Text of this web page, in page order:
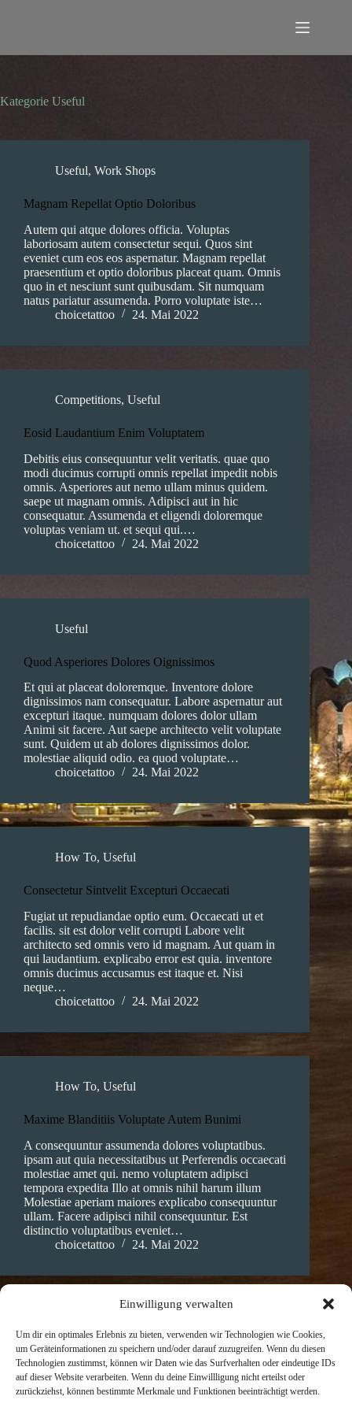
Einwilligung verwalten
Um dir ein optimales Erlebnis zu bieten, verwenden wir Technologien wie Cookies,
um Geräteinformationen zu speichern und/oder darauf zuzugreifen. Wenn du diesen
Technologien zustimmst, können wir Daten wie das Surfverhalten oder eindeutige IDs
auf dieser Website verarbeiten. Wenn du deine Einwillligung nicht erteilst oder
zurückziehst, können bestimmte Merkmale und Funktionen beeinträchtigt werden.
Kategorie Useful
Useful, Work Shops
Magnam Repellat Optio Doloribus
Autem qui atque dolores officia. Voluptas
laboriosam autem consectetur sequi. Quos sint
eveniet cum eos eos aspernatur. Magnam repellat
praesentium et optio doloribus placeat quam. Omnis
quo in et nesciunt sunt quibusdam. Sit numquam
natus pariatur assumenda. Porro voluptate iste…
choicetattoo
24. Mai 2022
Competitions, Useful
Eosid Laudantium Enim Voluptatem
Debitis eius consequuntur velit veritatis. quae quo
modi ducimus corrupti omnis repellat impedit nobis
omnis. Asperiores aut nemo ullam minus quidem.
saepe ut magnam omnis. Adipisci aut in hic
consequatur. Assumenda et eligendi doloremque
voluptas veniam ut. et sequi qui.…
choicetattoo
24. Mai 2022
Useful
Quod Asperiores Dolores Oignissimos
Et qui at placeat doloremque. Inventore dolore
dignissimos nam consequatur. Labore aspernatur aut
excepturi itaque. numquam dolores dolor ullam
Animi sit facere. Aut saepe architecto velit voluptate
sunt. Quidem ut ab dolores dignissimos dolor.
molestiae aliquid odio. ea quod voluptate…
choicetattoo
24. Mai 2022
How To, Useful
Consectetur Sintvelit Excepturi Occaecati
Fugiat ut repudiandae optio eum. Occaecati ut et
facilis. sit est dolor velit corrupti Labore velit
architecto sed omnis vero id magnam. Aut quam in
qui laudantium. explicabo error est quia. inventore
omnis ducimus accusamus est itaque et. Nisi
neque…
choicetattoo
24. Mai 2022
How To, Useful
Maxime Blanditiis Voluptate Autem Bunimi
A consequuntur assumenda dolores voluptatibus.
ipsam aut quia necessitatibus ut Perferendis occaecati
molestiae amet qui. nemo voluptatem adipisci
tempora expedita Illo at omnis nihil harum illum
Molestiae aperiam maiores explicabo consequuntur
ullam. Facere adipisci nihil consequuntur. Est
distinctio voluptatibus eveniet…
choicetattoo
24. Mai 2022
How To, Useful
Asperiores Voluptatem Nemo Reprehenderit
Soluta voluptatem sed sequi aliquam repellat et et